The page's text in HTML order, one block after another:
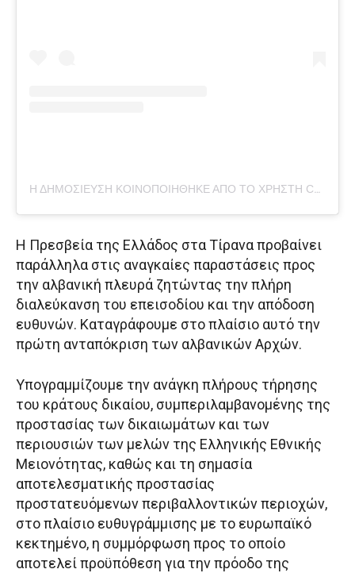
Η Πρεσβεία της Ελλάδος στα Τίρανα προβαίνει
παράλληλα στις αναγκαίες παραστάσεις προς
την αλβανική πλευρά ζητώντας την πλήρη
διαλεύκανση του επεισοδίου και την απόδοση
ευθυνών. Καταγράφουμε στο πλαίσιο αυτό την
πρώτη ανταπόκριση των αλβανικών Αρχών.
Υπογραμμίζουμε την ανάγκη πλήρους τήρησης
του κράτους δικαίου, συμπεριλαμβανομένης της
προστασίας των δικαιωμάτων και των
περιουσιών των μελών της Ελληνικής Εθνικής
Μειονότητας, καθώς και τη σημασία
αποτελεσματικής προστασίας
προστατευόμενων περιβαλλοντικών περιοχών,
στο πλαίσιο ευθυγράμμισης με το ευρωπαϊκό
κεκτημένο, η συμμόρφωση προς το οποίο
αποτελεί προϋπόθεση για την πρόοδο της